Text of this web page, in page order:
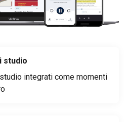
studio
integrati come momenti